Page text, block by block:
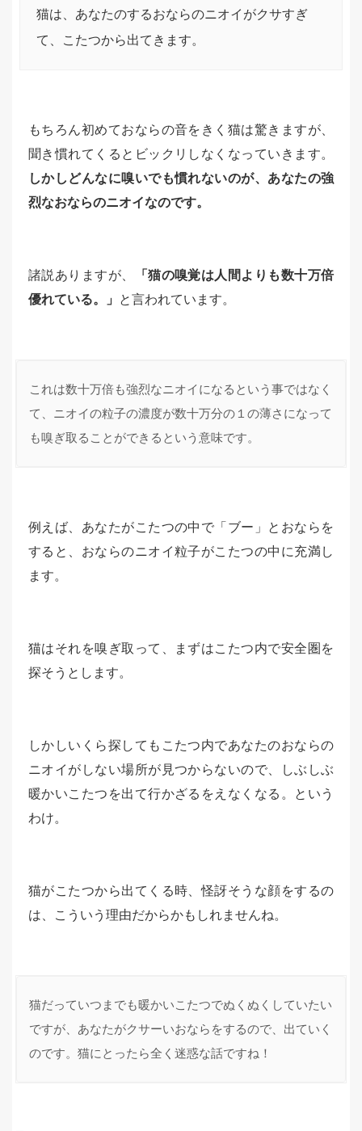
猫は、あなたのするおならのニオイがクサすぎ
て、こたつから出てきます。
もちろん初めておならの音をきく猫は驚きますが、
聞き慣れてくるとビックリしなくなっていきます。
しかしどんなに嗅いでも慣れないのが、あなたの強
烈なおならのニオイなのです。
諸説ありますが、
「猫の嗅覚は人間よりも数十万倍
優れている。」
と言われています。
これは数十万倍も強烈なニオイになるという事ではなく
て、ニオイの粒子の濃度が数十万分の１の薄さになって
も嗅ぎ取ることができるという意味です。
例えば、あなたがこたつの中で「ブー」とおならを
すると、おならのニオイ粒子がこたつの中に充満し
ます。
猫はそれを嗅ぎ取って、まずはこたつ内で安全圏を
探そうとします。
しかしいくら探してもこたつ内であなたのおならの
ニオイがしない場所が見つからないので、しぶしぶ
暖かいこたつを出て行かざるをえなくなる。という
わけ。
猫がこたつから出てくる時、怪訝そうな顔をするの
は、こういう理由だからかもしれませんね。
猫だっていつまでも暖かいこたつでぬくぬくしていたい
ですが、あなたがクサーいおならをするので、出ていく
のです。猫にとったら全く迷惑な話ですね！